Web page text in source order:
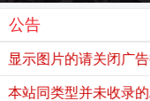
公告
示图片的请关闭广
站同类型并未收录的